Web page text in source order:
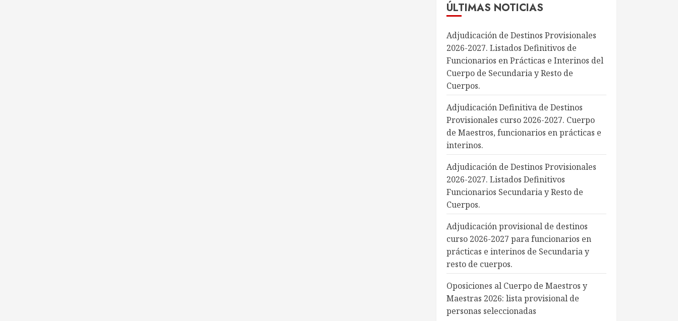
ÚLTIMAS NOTICIAS
Adjudicación de Destinos Provisionales
2026-2027. Listados Definitivos de
Funcionarios en Prácticas e Interinos del
Cuerpo de Secundaria y Resto de
Cuerpos.
Adjudicación Definitiva de Destinos
Provisionales curso 2026-2027. Cuerpo
de Maestros, funcionarios en prácticas e
interinos.
Adjudicación de Destinos Provisionales
2026-2027. Listados Definitivos
Funcionarios Secundaria y Resto de
Cuerpos.
Adjudicación provisional de destinos
curso 2026-2027 para funcionarios en
prácticas e interinos de Secundaria y
resto de cuerpos.
Oposiciones al Cuerpo de Maestros y
Maestras 2026: lista provisional de
personas seleccionadas